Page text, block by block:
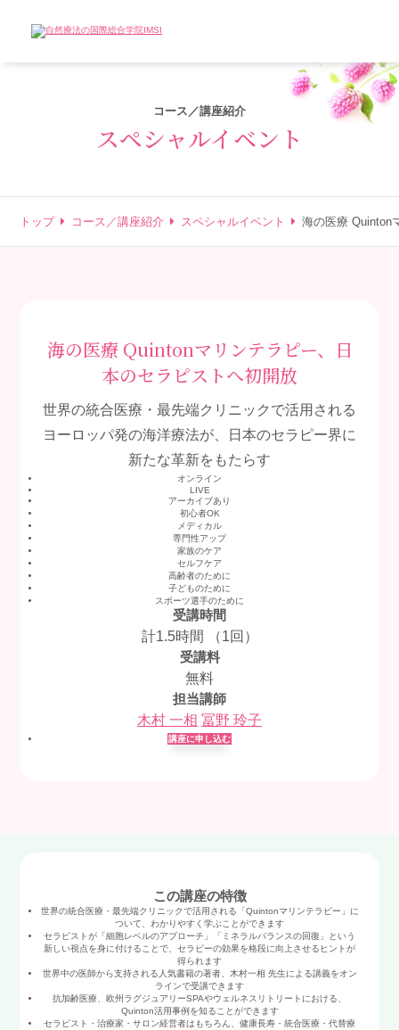
コース／講座紹介
スペシャルイベント
トップ コース／講座紹介 スペシャルイベント 海の医療 Quinton
海の医療 Quintonマリンテラピー、日
本のセラピストへ初開放
世界の統合医療・最先端クリニックで活用される
ヨーロッパ発の海洋療法が、日本のセラピー界に
新たな革新をもたらす
オンライン
LIVE
アーカイブあり
初心者OK
メディカル
専門性アップ
家族のケア
セルフケア
高齢者のために
子どものために
スポーツ選手のために
受講時間
計1.5時間 （1回）
受講料
無料
担当講師
木村 一相 冨野 玲子
講座に申し込む
この講座の特徴
世界の統合医療・最先端クリニックで活用される「Quintonマリンテラピー」に
ついて、わかりやすく学ぶことができます
セラピストが「細胞レベルのアプローチ」「ミネラルバランスの回復」という
新しい視点を身に付けることで、セラピーの効果を格段に向上させるヒントが
得られます
世界中の医師から支持される人気書籍の著者、木村一相 先生による講義をオン
ラインで受講できます
抗加齢医療、欧州ラグジュアリーSPAやウェルネスリトリートにおける、
Quinton活用事例を知ることができます
セラピスト・治療家・サロン経営者はもちろん、健康長寿・統合医療・代替療